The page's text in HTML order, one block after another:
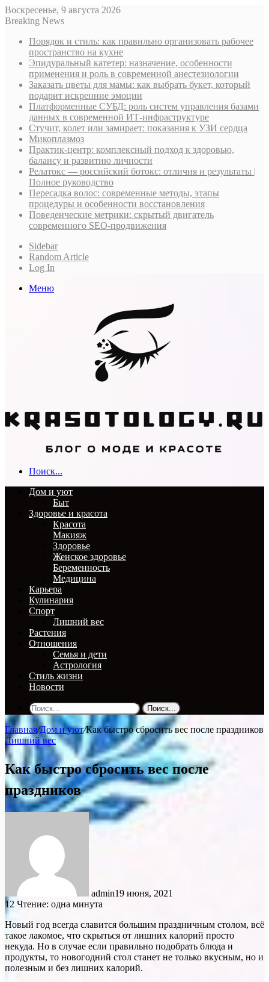
Воскресенье, 9 августа 2026
Breaking News
Порядок и стиль: как правильно организовать рабочее
пространство на кухне
Эпидуральный катетер: назначение, особенности
применения и роль в современной анестезиологии
Заказать цветы для мамы: как выбрать букет, который
подарит искренние эмоции
Платформенные СУБД: роль систем управления базами
данных в современной ИТ-инфраструктуре
Стучит, колет или замирает: показания к УЗИ сердца
Микоплазмоз
Практик-центр: комплексный подход к здоровью,
балансу и развитию личности
Релатокс — российский ботокс: отличия и результаты |
Полное руководство
Пересадка волос: современные методы, этапы
процедуры и особенности восстановления
Поведенческие метрики: скрытый двигатель
современного SEO-продвижения
Sidebar
Random Article
Log In
Меню
Поиск...
Дом и уют
Быт
Здоровье и красота
Красота
Макияж
Здоровье
Женское здоровье
Беременность
Медицина
Карьера
Кулинария
Спорт
Лишний вес
Растения
Отношения
Семья и дети
Астрология
Стиль жизни
Новости
Поиск...
Главная/Дом и уют/Как быстро сбросить вес после праздников
Лишний вес
Как быстро сбросить вес после
праздников
admin19 июня, 2021
12 Чтение: одна минута
Новый год всегда славится большим праздничным столом, всё
такое лакомое, что скрыться от лишних калорий просто
некуда. Но в случае если правильно подобрать блюда и
продукты, то новогодний стол станет не только вкусным, но и
полезным и без лишних калорий.